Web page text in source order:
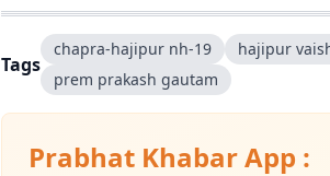
Tags
chapra-hajipur nh-19 hajipur
prem prakash gautam
Prabhat Khabar App :